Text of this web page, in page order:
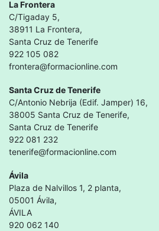
La Frontera
C/Tigaday 5,
38911 La Frontera,
Santa Cruz de Tenerife
922 105 082
frontera@formacionline.com
Santa Cruz de Tenerife
C/Antonio Nebrija (Edif. Jamper) 16,
38005 Santa Cruz de Tenerife,
Santa Cruz de Tenerife
922 081 232
tenerife@formacionline.com
Ávila
Plaza de Nalvillos 1, 2 planta,
05001 Ávila,
ÁVILA
920 062 140